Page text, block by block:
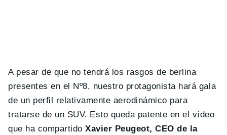
A pesar de que no tendrá los rasgos de berlina
presentes en el Nº8, nuestro protagonista hará gala
de un perfil relativamente aerodinámico para
tratarse de un SUV. Esto queda patente en el vídeo
que ha compartidoXavier Peugeot, CEO de la